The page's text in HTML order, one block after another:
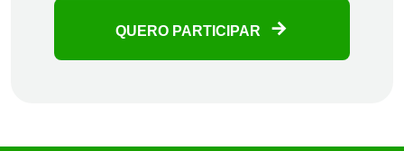
QUERO PARTICIPAR